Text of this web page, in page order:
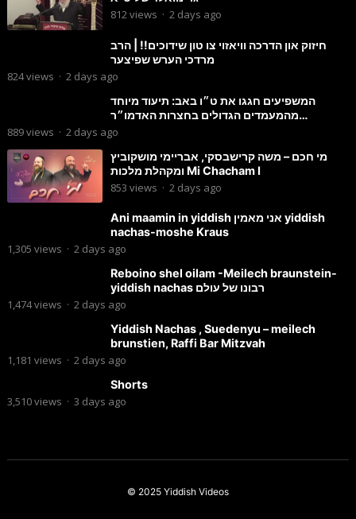
812views · 2 days ago
חיזוק און הדרכה וויאזוי צו טון שידוכים!! | הרב
מרדכי הערש שפיצער
824views · 2 days ago
המשפיעים חגגו את ט״ו באב: תיעוד מיוחד
מהמעמדים הגדולים בחצרות האדמו״ר
מסטוטשין והגרי״מ מורגשטרן
889views · 2 days ago
מי חכם – משה קרישבסקי, אבריימי מושקוביץ
ומקהלת מלכות Mi Chacham I
853 views · 2 days ago
Ani maamin in yiddish אני מאמין yiddish
nachas-moshe Kraus
1,305 views · 2 days ago
Reboino shel oilam -Meilech braunstein-
yiddish nachas רבונו של עולם
1,474views · 2 days ago
Yiddish Nachas , Suedenyu – meilech
brunstien, Raffi Bar Mitzvah
1,181 views · 2 days ago
Shorts
3,510views · 3 days ago
© 2025 Yiddish Videos